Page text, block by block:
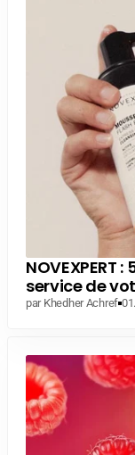
NOVEXPERT
service de
par Khedher Achref